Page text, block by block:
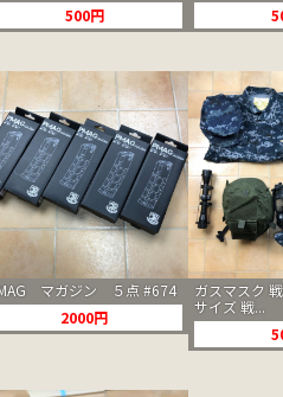
500円
マガジン ５点 #674
2000円
ガスマスク
サイズ 戦...